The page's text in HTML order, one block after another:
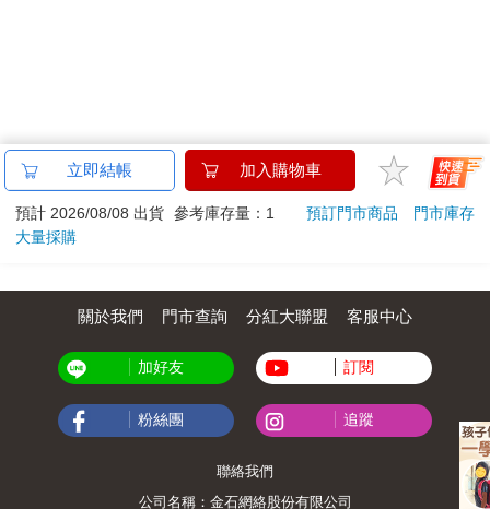
立即結帳 加入購物車
預計 2026/08/08 出貨 參考庫存量：1 預訂門市商品
門市庫存
大量採購
關於我們 門市查詢 分紅大聯盟 客服中心
加好友 訂閱
粉絲團 追蹤
聯絡我們
公司名稱：金石網絡股份有限公司